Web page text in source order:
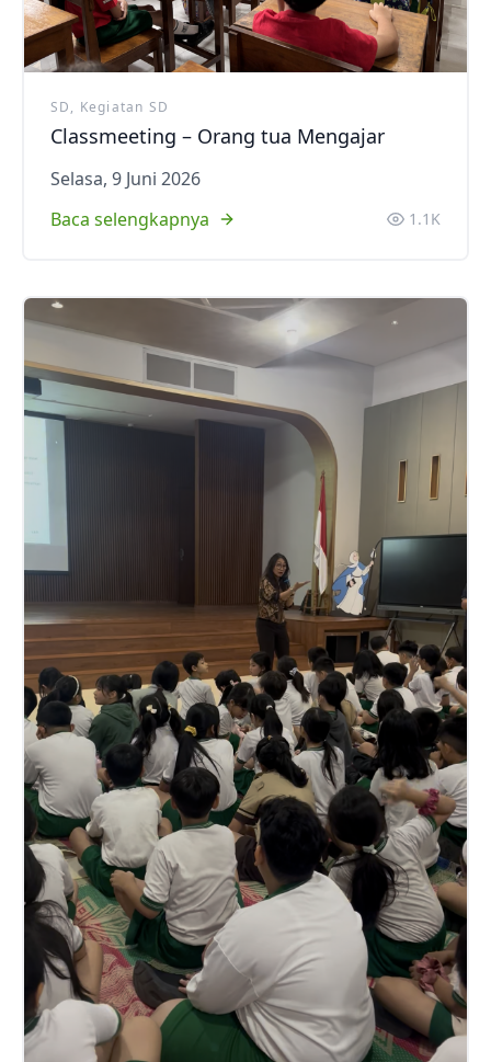
SD, Kegiatan SD
Classmeeting – Orang tua Mengajar
Selasa, 9 Juni 2026
Baca selengkapnya
1.1K